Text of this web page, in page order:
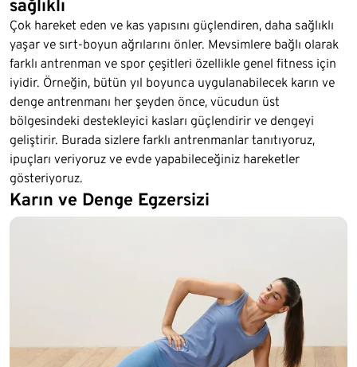
sağlıklı
Çok hareket eden ve kas yapısını güçlendiren, daha sağlıklı
yaşar ve sırt-boyun ağrılarını önler. Mevsimlere bağlı olarak
farklı antrenman ve spor çeşitleri özellikle genel fitness için
iyidir. Örneğin, bütün yıl boyunca uygulanabilecek karın ve
denge antrenmanı her şeyden önce, vücudun üst
bölgesindeki destekleyici kasları güçlendirir ve dengeyi
geliştirir. Burada sizlere farklı antrenmanlar tanıtıyoruz,
ipuçları veriyoruz ve evde yapabileceğiniz hareketler
gösteriyoruz.
Karın ve Denge Egzersizi